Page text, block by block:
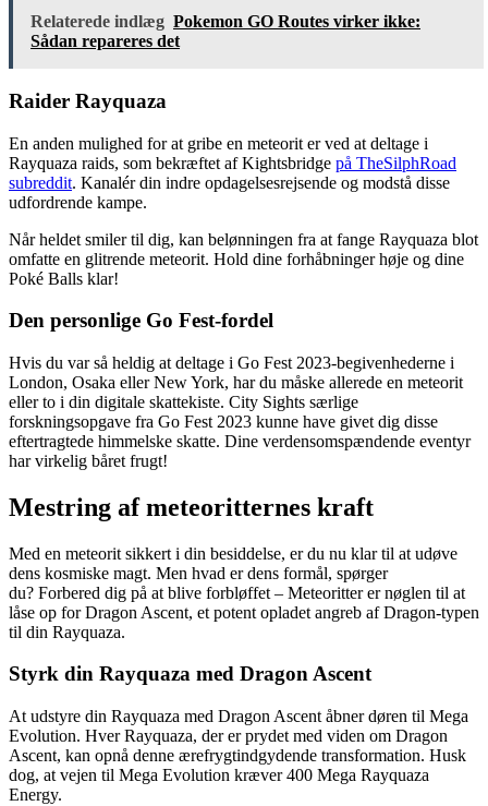
Relaterede indlæg Pokemon GO Routes virker ikke:
Sådan repareres det
Raider Rayquaza
En anden mulighed for at gribe en meteorit er ved at deltage i
Rayquaza raids, som bekræftet af Kightsbridge på TheSilphRoad
subreddit. Kanalér din indre opdagelsesrejsende og modstå disse
udfordrende kampe.
Når heldet smiler til dig, kan belønningen fra at fange Rayquaza blot
omfatte en glitrende meteorit. Hold dine forhåbninger høje og dine
Poké Balls klar!
Den personlige Go Fest-fordel
Hvis du var så heldig at deltage i Go Fest 2023-begivenhederne i
London, Osaka eller New York, har du måske allerede en meteorit
eller to i din digitale skattekiste. City Sights særlige
forskningsopgave fra Go Fest 2023 kunne have givet dig disse
eftertragtede himmelske skatte. Dine verdensomspændende eventyr
har virkelig båret frugt!
Mestring af meteoritternes kraft
Med en meteorit sikkert i din besiddelse, er du nu klar til at udøve
dens kosmiske magt. Men hvad er dens formål, spørger
du? Forbered dig på at blive forbløffet – Meteoritter er nøglen til at
låse op for Dragon Ascent, et potent opladet angreb af Dragon-typen
til din Rayquaza.
Styrk din Rayquaza med Dragon Ascent
At udstyre din Rayquaza med Dragon Ascent åbner døren til Mega
Evolution. Hver Rayquaza, der er prydet med viden om Dragon
Ascent, kan opnå denne ærefrygtindgydende transformation. Husk
dog, at vejen til Mega Evolution kræver 400 Mega Rayquaza
Energy.